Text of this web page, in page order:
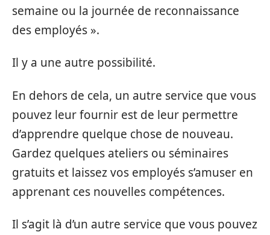
semaine ou la journée de reconnaissance
des employés ».
Il y a une autre possibilité.
En dehors de cela, un autre service que vous
pouvez leur fournir est de leur permettre
d’apprendre quelque chose de nouveau.
Gardez quelques ateliers ou séminaires
gratuits et laissez vos employés s’amuser en
apprenant ces nouvelles compétences.
Il s’agit là d’un autre service que vous pouvez